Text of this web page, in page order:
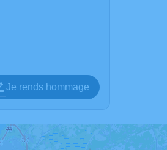
Je rends hommage